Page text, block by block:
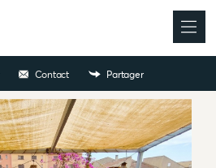
Contact Partager